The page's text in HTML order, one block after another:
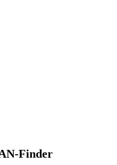
Finder